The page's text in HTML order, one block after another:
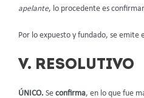
apelante, lo procedente es
Por lo expuesto y fundado, se emite
V. RESOLUTIVO
ÚNICO. Se confirma, en lo que fue